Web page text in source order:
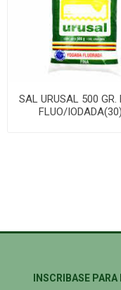
SAL URUSAL 500 GR.
FLUO/IODADA(30)
INSCRIBASE